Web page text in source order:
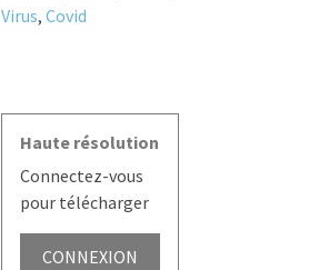
Virus, Covid
Haute résolution
Connectez-vous
pour télécharger
CONNEXION